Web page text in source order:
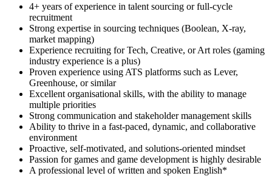
4+ years of experience in talent sourcing or full-cycle
recruitment
Strong expertise in sourcing techniques (Boolean, X-ray,
market mapping)
Experience recruiting for Tech, Creative, or Art roles (gaming
industry experience is a plus)
Proven experience using ATS platforms such as Lever,
Greenhouse, or similar
Excellent organisational skills, with the ability to manage
multiple priorities
Strong communication and stakeholder management skills
Ability to thrive in a fast-paced, dynamic, and collaborative
environment
Proactive, self-motivated, and solutions-oriented mindset
Passion for games and game development is highly desirable
A professional level of written and spoken English*